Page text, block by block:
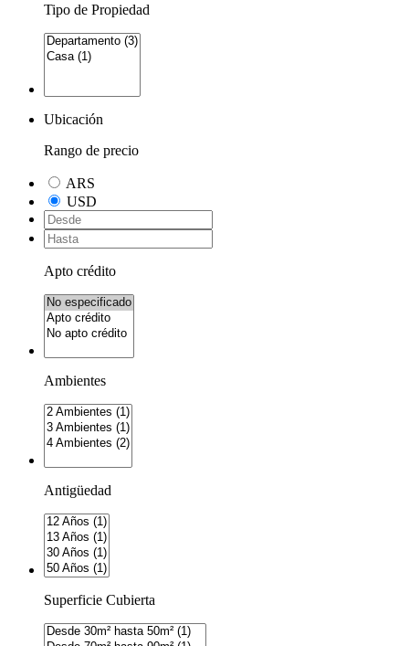
Tipo de Propiedad
Ubicación
Rango de precio
ARS
USD
Apto crédito
Ambientes
Antigüedad
Superficie Cubierta